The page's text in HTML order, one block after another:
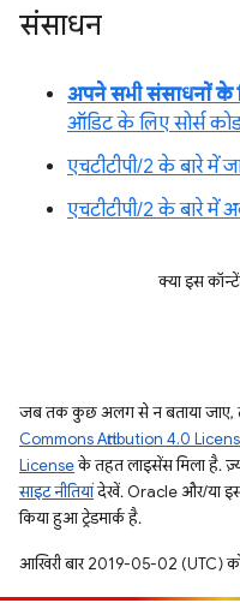
संसाधन
अपने सभी संसाधनों के
ऑडिट के लिए सोर्स
एचटीटीपी/2 के बारे में
एचटीटीपी/2 के बारे में
क्या इस
जब तक कुछ अलग से न बताया जाए,
Commons Attribution 4.0
Licenseके तहत लाइसेंस मिला है.
साइट नीतियांदेखें. Oracle और/या
किया हुआ ट्रेडमार्क है.
आखिरी बार 2019-05-02 (UTC)